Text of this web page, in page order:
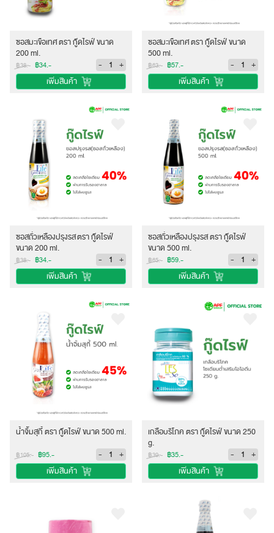
ซอสมะเขือเทศ ตรา กู๊ดไรฟ์ ขนาด
200 ml.
฿38.- ฿34.- -
+
เพิ่มสินค้า
ซอสมะเขือเทศ ตรา กู๊ดไรฟ์ ขนาด
500 ml.
฿63.- ฿57.- -
+
เพิ่มสินค้า
ซอสถั่วเหลืองปรุงรส ตรา กู๊ดไรฟ์
ขนาด 200 ml.
฿38.- ฿34.- -
+
เพิ่มสินค้า
ซอสถั่วเหลืองปรุงรส ตรา กู๊ดไรฟ์
ขนาด 500 ml.
฿65.- ฿59.- -
+
เพิ่มสินค้า
น้ำจิ้มสุกี้ ตรา กู๊ดไรฟ์ ขนาด 500 ml.
฿105.- ฿95.- -
+
เพิ่มสินค้า
เกลือบริโภค ตรา กู๊ดไรฟ์ ขนาด 250
g.
฿39.- ฿35.- -
+
เพิ่มสินค้า